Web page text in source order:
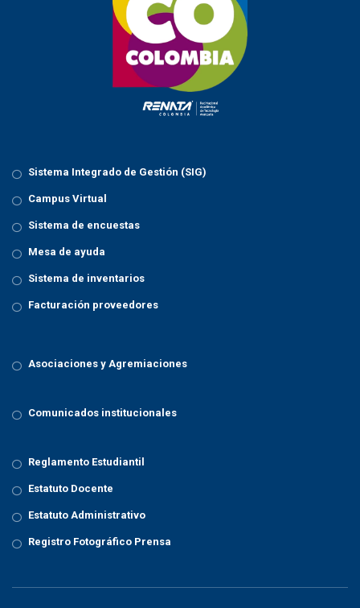
Sistema Integrado de Gestión (SIG)
Campus Virtual
Sistema de encuestas
Mesa de ayuda
Sistema de inventarios
Facturación proveedores
Asociaciones y Agremiaciones
Comunicados institucionales
Reglamento Estudiantil
Estatuto Docente
Estatuto Administrativo
Registro Fotográfico Prensa